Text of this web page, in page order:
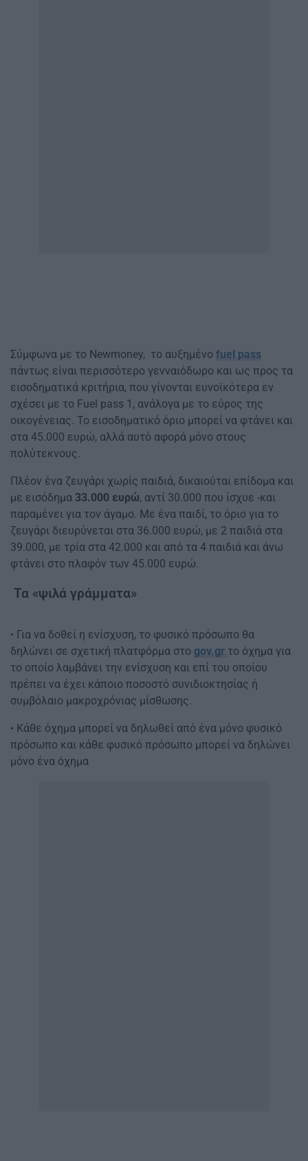
Σύμφωνα με το Newmoney, το αυξημένο fuel pass
πάντως είναι περισσότερο γενναιόδωρο και ως προς τα
εισοδηματικά κριτήρια, που γίνονται ευνοϊκότερα εν
σχέσει με το Fuel pass 1, ανάλογα με το εύρος της
οικογένειας. Το εισοδηματικό όριο μπορεί να φτάνει και
στα 45.000 ευρώ, αλλά αυτό αφορά μόνο στους
πολύτεκνους.
Πλέον ένα ζευγάρι χωρίς παιδιά, δικαιούται επίδομα και
με εισόδημα 33.000 ευρώ, αντί 30.000 που ίσχυε -και
παραμένει για τον άγαμο. Με ένα παιδί, το όριο για το
ζευγάρι διευρύνεται στα 36.000 ευρώ, με 2 παιδιά στα
39.000, με τρία στα 42.000 και από τα 4 παιδιά και άνω
φτάνει στο πλαφόν των 45.000 ευρώ.
Τα «ψιλά γράμματα»
• Για να δοθεί η ενίσχυση, το φυσικό πρόσωπο θα
δηλώνει σε σχετική πλατφόρμα στο gov.gr το όχημα για
το οποίο λαμβάνει την ενίσχυση και επί του οποίου
πρέπει να έχει κάποιο ποσοστό συνιδιοκτησίας ή
συμβόλαιο μακροχρόνιας μίσθωσης.
• Κάθε όχημα μπορεί να δηλωθεί από ένα μόνο φυσικό
πρόσωπο και κάθε φυσικό πρόσωπο μπορεί να δηλώνει
μόνο ένα όχημα